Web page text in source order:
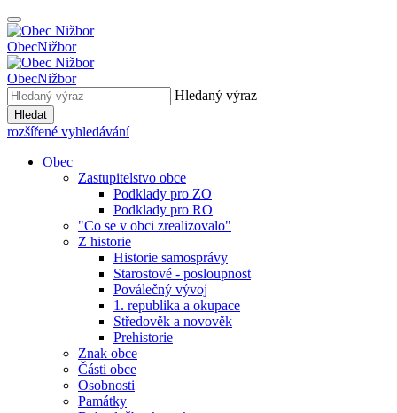
ObecNižbor
ObecNižbor
Hledaný výraz
Hledat
rozšířené vyhledávání
Obec
Zastupitelstvo obce
Podklady pro ZO
Podklady pro RO
"Co se v obci zrealizovalo"
Z historie
Historie samosprávy
Starostové - posloupnost
Poválečný vývoj
1. republika a okupace
Středověk a novověk
Prehistorie
Znak obce
Části obce
Osobnosti
Památky